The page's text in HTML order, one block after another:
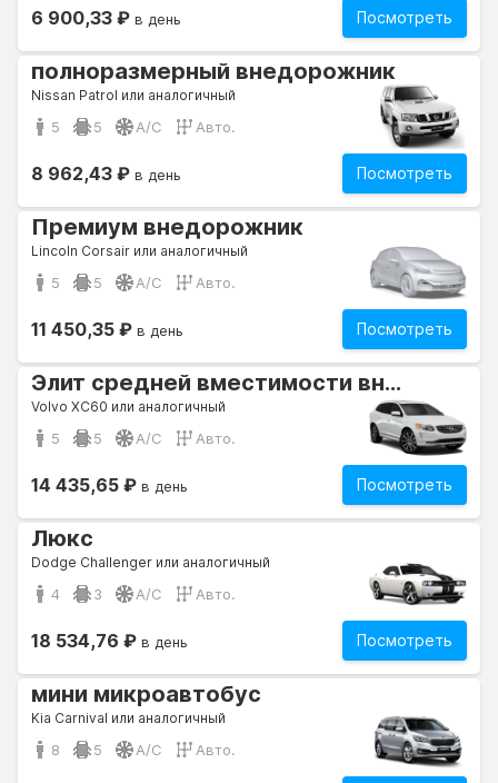
Посмотреть
6 900,33 ₽ в день
полноразмерный внедорожник
Nissan Patrol или аналогичный
5 5 A/C Авто.
Посмотреть
8 962,43 ₽ в день
Премиум внедорожник
Lincoln Corsair или аналогичный
5 5 A/C Авто.
Посмотреть
11 450,35 ₽ в день
Элит средней вместимости внедорожник
Volvo XC60 или аналогичный
5 5 A/C Авто.
Посмотреть
14 435,65 ₽ в день
Люкс
Dodge Challenger или аналогичный
4 3 A/C Авто.
Посмотреть
18 534,76 ₽ в день
мини микроавтобус
Kia Carnival или аналогичный
8 5 A/C Авто.